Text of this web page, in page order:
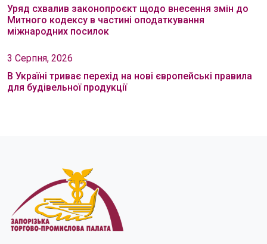
Уряд схвалив законопроєкт щодо внесення змін до
Митного кодексу в частині оподаткування
міжнародних посилок
3 Серпня, 2026
В Україні триває перехід на нові європейські правила
для будівельної продукції